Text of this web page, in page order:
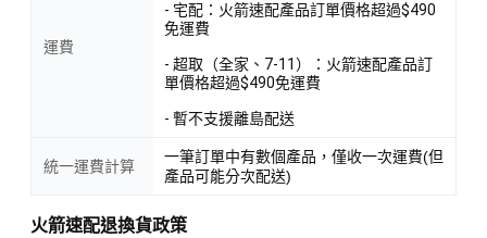
運費
- 宅配：火箭速配產品訂單價格超過$490
免運費
- 超取（全家、7-11）：火箭速配產品訂
單價格超過$490免運費
- 暫不支援離島配送
統一運費計算
一筆訂單中有數個產品，僅收一次運費(但
產品可能分次配送)
火箭速配退換貨政策